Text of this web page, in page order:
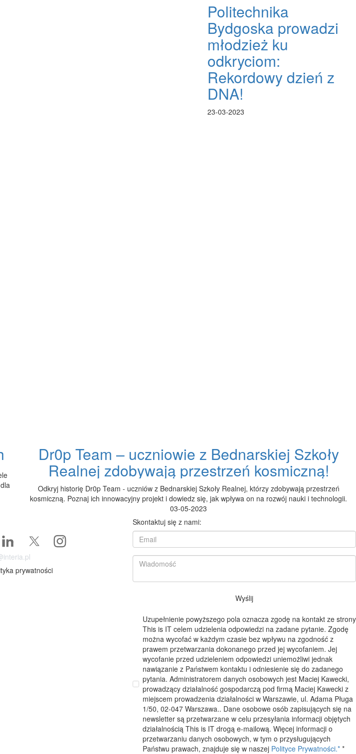
Politechnika
Bydgoska prowadzi
młodzież ku
odkryciom:
Rekordowy dzień z
DNA!
23-03-2023
Dr0p Team – uczniowie z Bednarskiej Szkoły
Realnej zdobywają przestrzeń kosmiczną!
Odkryj historię Dr0p Team - uczniów z Bednarskiej Szkoły Realnej, którzy zdobywają przestrzeń
kosmiczną. Poznaj ich innowacyjny projekt i dowiedz się, jak wpływa on na rozwój nauki i technologii.
03-05-2023
prywatności
Skontaktuj się z nami:
Wyślij
Uzupełnienie powyższego pola oznacza zgodę na kontakt ze strony
This is IT celem udzielenia odpowiedzi na zadane pytanie. Zgodę
można wycofać w każdym czasie bez wpływu na zgodność z
prawem przetwarzania dokonanego przed jej wycofaniem. Jej
wycofanie przed udzieleniem odpowiedzi uniemożliwi jednak
nawiązanie z Państwem kontaktu i odniesienie się do zadanego
pytania. Administratorem danych osobowych jest Maciej Kawecki,
prowadzący działalność gospodarczą pod firmą Maciej Kawecki z
miejscem prowadzenia działalności w Warszawie, ul. Adama Pługa
1/50, 02-047 Warszawa.. Dane osobowe osób zapisujących się na
newsletter są przetwarzane w celu przesyłania informacji objętych
działalnością This is IT drogą e-mailową. Więcej informacji o
przetwarzaniu danych osobowych, w tym o przysługujących
Państwu prawach, znajduje się w naszej Polityce Prywatności.* *